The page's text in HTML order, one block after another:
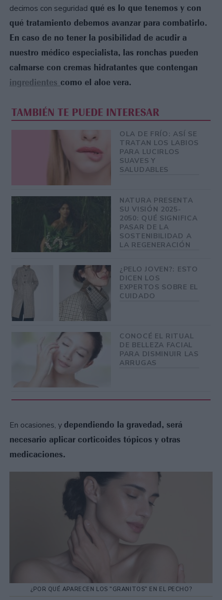
decirnos con seguridad qué es lo que tenemos y con
qué tratamiento debemos avanzar para combatirlo.
En caso de no tener la posibilidad de acudir a
nuestro médico especialista, las ronchas pueden
calmarse con cremas hidratantes que contengan
ingredientes como el aloe vera.
TAMBIÉN TE PUEDE INTERESAR
OLA DE FRÍO: ASÍ SE
TRATAN LOS LABIOS
PARA LUCIRLOS
SUAVES Y
SALUDABLES
NATURA PRESENTA
SU VISIÓN 2025-
2050: QUÉ SIGNIFICA
PASAR DE LA
SOSTENIBILIDAD A
LA REGENERACIÓN
¿PELO JOVEN?: ESTO
DICEN LOS
EXPERTOS SOBRE EL
CUIDADO
CONOCÉ EL RITUAL
DE BELLEZA FACIAL
PARA DISMINUIR LAS
ARRUGAS
En ocasiones, ydependiendo la gravedad, será
necesario aplicar corticoides tópicos y otras
medicaciones.
¿POR QUÉ APARECEN LOS "GRANITOS" EN EL PECHO?